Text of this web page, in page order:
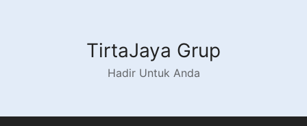
TirtaJaya Grup
Hadir Untuk Anda